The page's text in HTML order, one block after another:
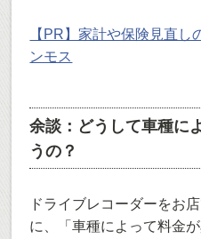
【PR】家計や保険見直
ンモス
余談：どうして車種に
うの？
ドライブレコーダーをお
に、「車種によって料金